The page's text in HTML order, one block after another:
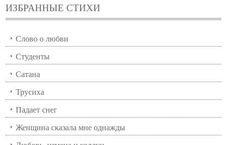
ИЗБРАННЫЕ СТИХИ
Слово о любви
Студенты
Сатана
Трусиха
Падает снег
Женщина сказала мне однажды